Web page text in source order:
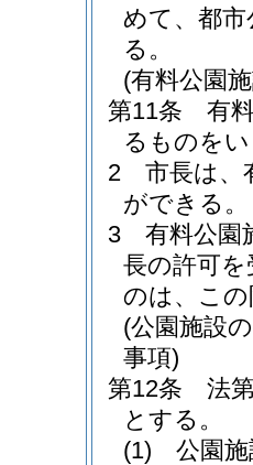
めて、都
る。
(有料公園
第11条
有
るものを
2
市長は、
ができる。
3
有料公園
長の許可
のは、こ
(公園施設
事項)
第12条
法
とする。
(1)
公園